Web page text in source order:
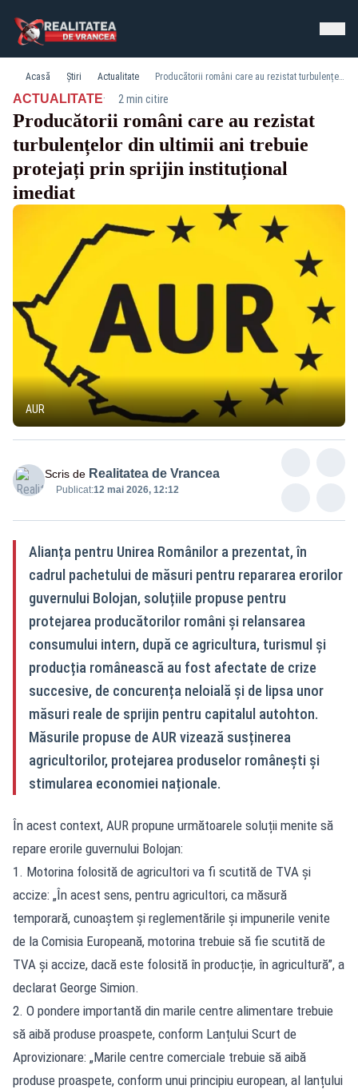
Acasă Știri Actualitate Producătorii români care au rezistat turbulențelor din ultimii ani trebuie protejați prin sprijin instituțional imediat
ACTUALITATE· 2 min citire
Producătorii români care au rezistat
turbulențelor din ultimii ani trebuie
protejați prin sprijin instituțional
imediat
AUR
Scris de Realitatea de Vrancea
Publicat:12 mai 2026, 12:12
Alianța pentru Unirea Românilor a prezentat, în
cadrul pachetului de măsuri pentru repararea erorilor
guvernului Bolojan, soluțiile propuse pentru
protejarea producătorilor români și relansarea
consumului intern, după ce agricultura, turismul și
producția românească au fost afectate de crize
succesive, de concurența neloială și de lipsa unor
măsuri reale de sprijin pentru capitalul autohton.
Măsurile propuse de AUR vizează susținerea
agricultorilor, protejarea produselor românești și
stimularea economiei naționale.
În acest context, AUR propune următoarele soluții menite să
repare erorile guvernului Bolojan:
1. Motorina folosită de agricultori va fi scutită de TVA și
accize: „În acest sens, pentru agricultori, ca măsură
temporară, cunoaștem și reglementările și impunerile venite
de la Comisia Europeană, motorina trebuie să fie scutită de
TVA și accize, dacă este folosită în producție, în agricultură”, a
declarat George Simion.
2. O pondere importantă din marile centre alimentare trebuie
să aibă produse proaspete, conform Lanțului Scurt de
Aprovizionare: „Marile centre comerciale trebuie să aibă
produse proaspete, conform unui principiu european, al lanțului